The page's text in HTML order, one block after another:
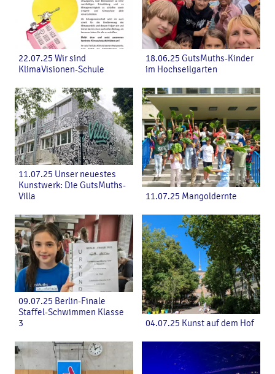
22.07.25 Wir sind
KlimaVisionen-Schule
18.06.25 GutsMuths-Kinder
im Hochseilgarten
11.07.25 Unser neuestes
Kunstwerk: Die GutsMuths-
Villa
11.07.25 Mangoldernte
09.07.25 Berlin-Finale
Staffel-Schwimmen Klasse
3
04.07.25 Kunst auf dem Hof